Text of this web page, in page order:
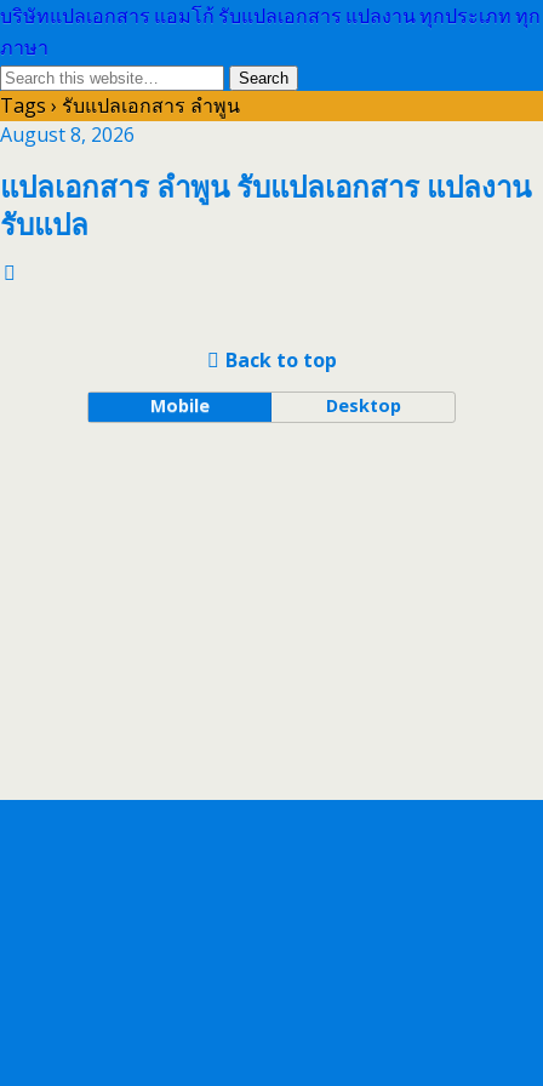
บริษัทแปลเอกสาร แอมโก้ รับแปลเอกสาร แปลงาน ทุกประเภท ทุก
ภาษา
Tags › รับแปลเอกสาร ลำพูน
August 8, 2026
แปลเอกสาร ลำพูน รับแปลเอกสาร แปลงาน
รับแปล
Back to top
Mobile Desktop